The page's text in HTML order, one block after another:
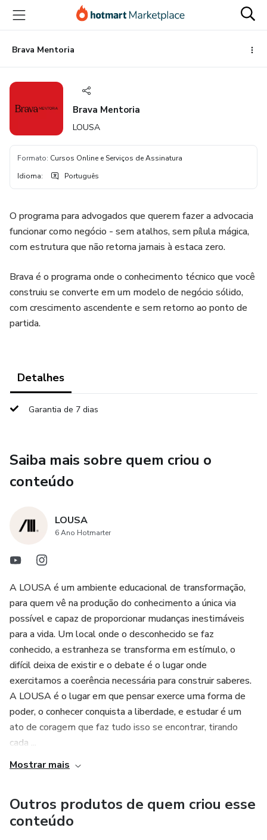
para
conteúdo
principal
para
pagamento
para
rodapé
Brava Mentoria
Brava Mentoria
LOUSA
Formato: Cursos Online e Serviços de Assinatura
Idioma: Português
O programa para advogados que querem fazer a advocacia
funcionar como negócio - sem atalhos, sem pílula mágica,
com estrutura que não retorna jamais à estaca zero.
Brava é o programa onde o conhecimento técnico que você
construiu se converte em um modelo de negócio sólido,
com crescimento ascendente e sem retorno ao ponto de
partida.
Detalhes
Garantia de 7 dias
Saiba mais sobre quem criou o
conteúdo
LOUSA
6 Ano Hotmarter
A LOUSA é um ambiente educacional de transformação,
para quem vê na produção do conhecimento a única via
possível e capaz de proporcionar mudanças inestimáveis
para a vida. Um local onde o desconhecido se faz
conhecido, a estranheza se transforma em estímulo, o
difícil deixa de existir e o debate é o lugar onde
exercitamos a coerência necessária para construir saberes.
A LOUSA é o lugar em que pensar exerce uma forma de
poder, o conhecer conquista a liberdade, e estudar é um
ato de coragem que faz tudo isso se encontrar, tirando
cada ...
Mostrar mais
Outros produtos de quem criou esse
conteúdo